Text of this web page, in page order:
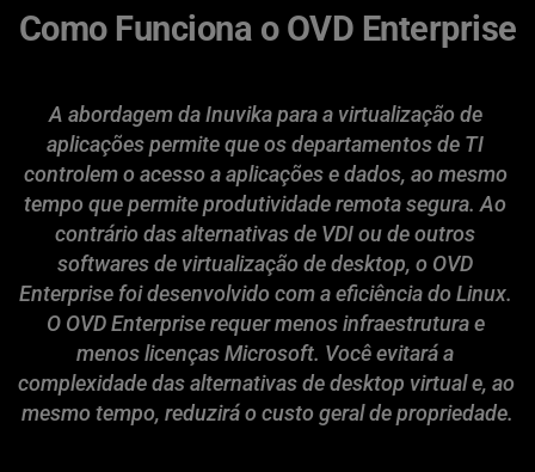
Como Funciona o OVD Enterprise
A abordagem da Inuvika para a virtualização de
aplicações permite que os departamentos de TI
controlem o acesso a aplicações e dados, ao mesmo
tempo que permite produtividade remota segura. Ao
contrário das alternativas de VDI ou de outros
softwares de virtualização de desktop, o OVD
Enterprise foi desenvolvido com a eficiência do Linux.
O OVD Enterprise requer menos infraestrutura e
menos licenças Microsoft. Você evitará a
complexidade das alternativas de desktop virtual e, ao
mesmo tempo, reduzirá o custo geral de propriedade.